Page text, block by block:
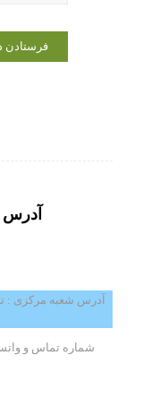
آدرس شعبه مرکزی :
شماره تماس و